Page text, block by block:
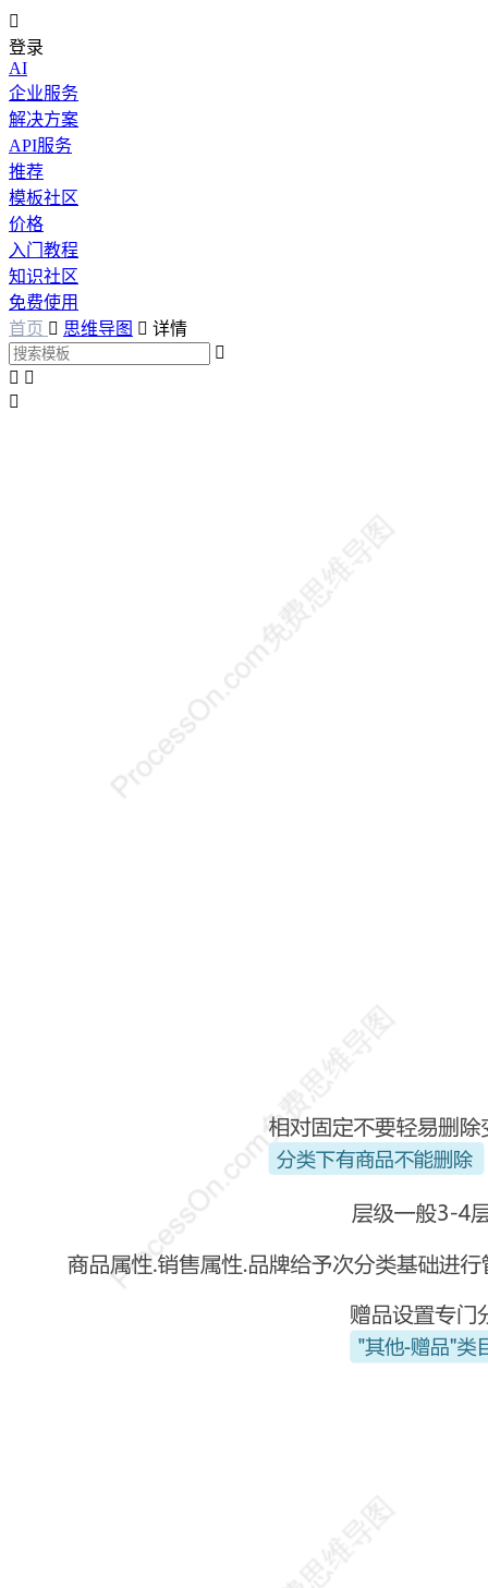

登录
AI
企业服务
解决方案
API服务
推荐
模板社区
价格
入门教程
知识社区
免费使用
首页  思维导图  详情

 
